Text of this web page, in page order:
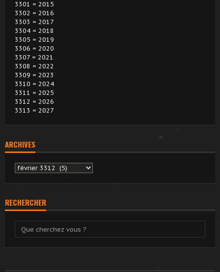
3301 = 2015
3302 = 2016
3303 = 2017
3304 = 2018
3305 = 2019
3306 = 2020
3307 = 2021
3308 = 2022
3309 = 2023
3310 = 2024
3311 = 2025
3312 = 2026
3313 = 2027
ARCHIVES
Archives
RECHERCHER